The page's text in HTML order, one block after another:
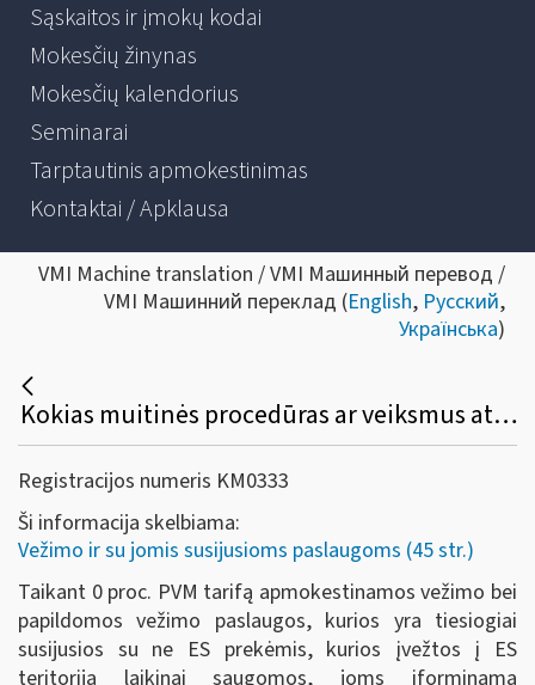
Sąskaitos ir įmokų kodai
Mokesčių žinynas
Mokesčių kalendorius
Seminarai
Tarptautinis apmokestinimas
Kontaktai / Apklausa
VMI Machine translation / VMI Машинный перевод /
VMI Машинний переклад (English, Русский,
Українська)
Kokias muitinės procedūras ar veiksmus atlikus, vežimo ir papildomoms vežimo paslaugoms gali būti taikomas 0 proc. PVM tarifas?
Registracijos numeris KM0333
Ši informacija skelbiama:
Vežimo ir su jomis susijusioms paslaugoms (45 str.)
Taikant 0 proc. PVM tarifą apmokestinamos vežimo bei
papildomos vežimo paslaugos, kurios yra tiesiogiai
susijusios su ne ES prekėmis, kurios įvežtos į ES
teritoriją laikinai saugomos, joms įforminama